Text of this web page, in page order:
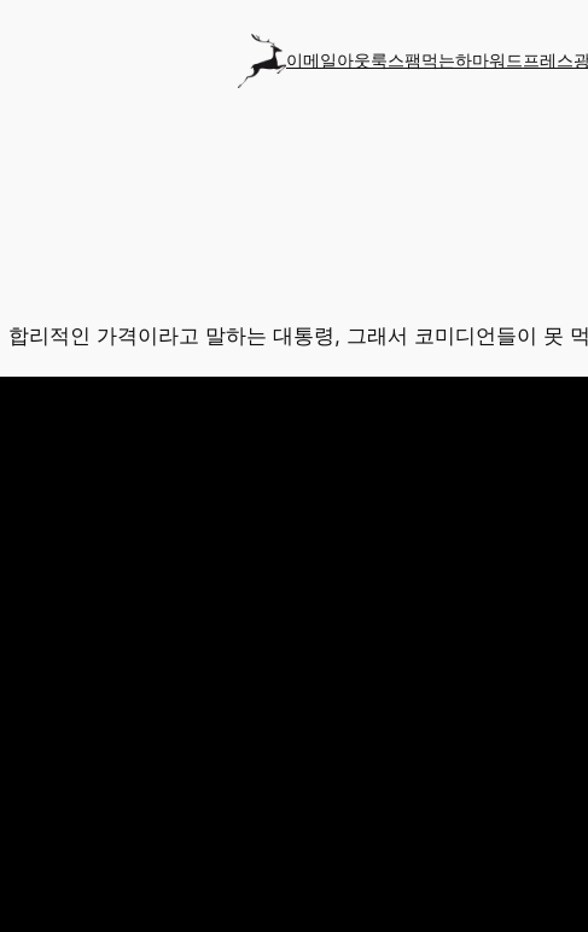
이메일아웃룩스팸먹는하마워드프레스
합리적인 가격이라고 말하는 대통령, 그래서 코미디언들이 못